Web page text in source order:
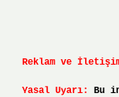
Reklam ve
Yasal Uyarı:
Bu